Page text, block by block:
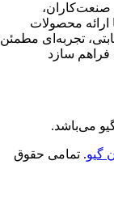
صنعت‌کاران،
ارائه محصولات
تجربه‌ای مطمئن
فراهم سازد
می‌باشد.
گیو. تمامی حقوق